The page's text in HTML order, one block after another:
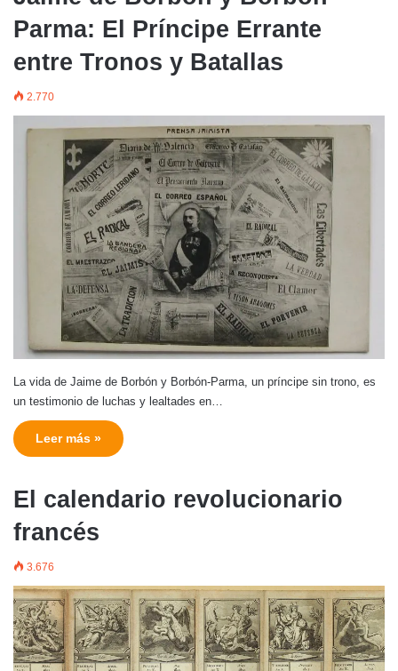
Parma: El Príncipe Errante
entre Tronos y Batallas
2.770
La vida de Jaime de Borbón y Borbón-Parma, un príncipe sin trono, es
un testimonio de luchas y lealtades en…
Leer más »
El calendario revolucionario
francés
3.676